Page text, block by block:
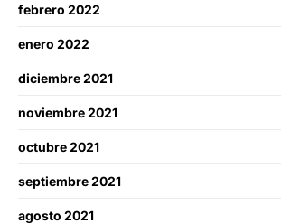
febrero 2022
enero 2022
diciembre 2021
noviembre 2021
octubre 2021
septiembre 2021
agosto 2021